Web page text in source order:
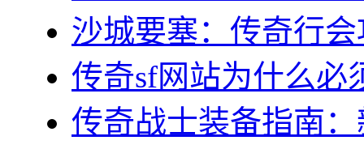
沙城要塞：传奇行
传奇sf网站为什么必
传奇战士装备指南